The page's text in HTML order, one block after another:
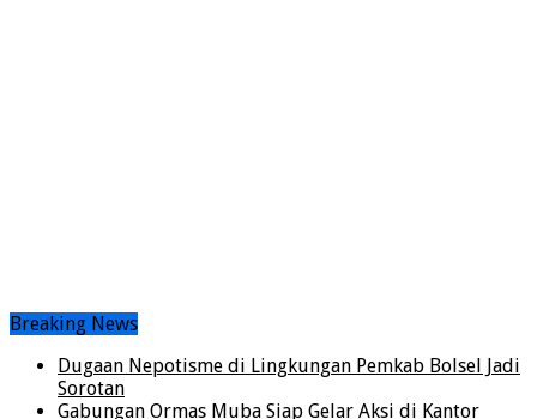
Breaking News
Dugaan Nepotisme di Lingkungan Pemkab Bolsel Jadi
Sorotan
Gabungan Ormas Muba Siap Gelar Aksi di Kantor